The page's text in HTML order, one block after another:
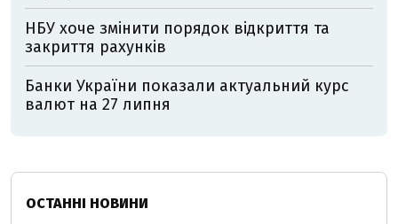
НБУ хоче змінити порядок відкриття та
закриття рахунків
Банки України показали актуальний курс
валют на 27 липня
ОСТАННІ НОВИНИ